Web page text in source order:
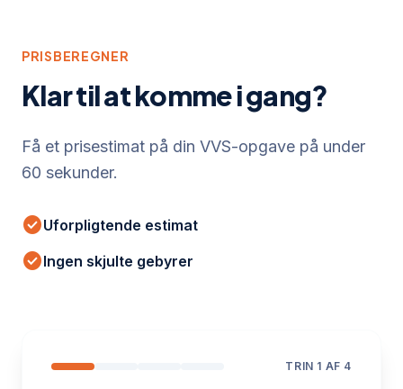
PRISBEREGNER
Klar til at komme i gang?
Få et prisestimat på din VVS-opgave på under
60 sekunder.
check_circleUforpligtende estimat
check_circleIngen skjulte gebyrer
TRIN 1 AF 4